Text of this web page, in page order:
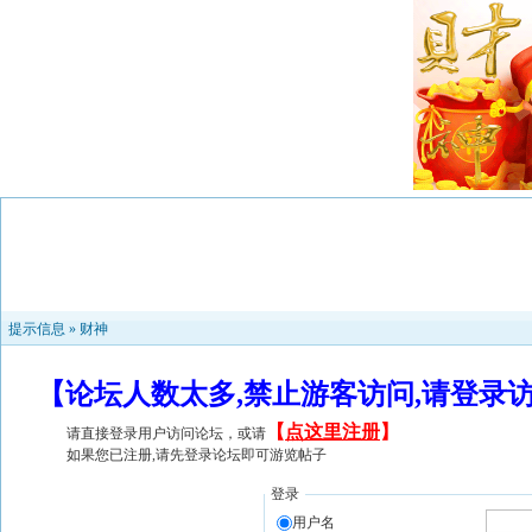
提示信息 » 财神
【论坛人数太多,禁止游客访问,请登
请直接登录用户访问论坛，或请 【 点这里注册】
如果您已注册,请先登录论坛即可游览帖子
登录
用户名